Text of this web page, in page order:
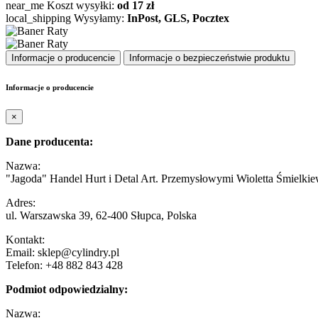
near_me Koszt wysyłki: od 17 zł
local_shipping Wysyłamy: InPost, GLS, Pocztex
Informacje o producencie Informacje o bezpieczeństwie produktu
Informacje o producencie
×
Dane producenta:
Nazwa:
"Jagoda" Handel Hurt i Detal Art. Przemysłowymi Wioletta
Adres:
ul. Warszawska 39, 62-400 Słupca, Polska
Kontakt:
Email: sklep@cylindry.pl
Telefon: +48 882 843 428
Podmiot odpowiedzialny:
Nazwa: